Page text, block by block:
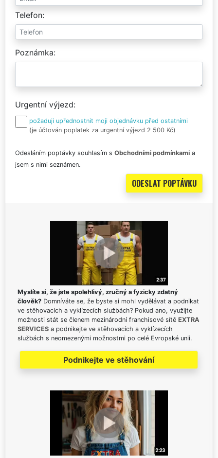
Telefon
Poznámka
Urgentní výjezd
požaduji upřednostnit moji objednávku před ostatními
(je účtován poplatek za urgentní výjezd 2 500 Kč)
Odesláním poptávky souhlasím s Obchodními podmínkami a
jsem s nimi seznámen.
Myslíte si, že jste spolehlivý, zručný a fyzicky zdatný
člověk? Domníváte se, že byste si mohl vydělávat a podnikat
ve stěhovacích a vyklízecích službách? Pokud ano, využijte
možnosti stát se členem mezinárodní franchisové sítě EXTRA
SERVICES a podnikejte ve stěhovacích a vyklízecích
službách s neomezenými možnostmi po celé Evropské unii.
Podnikejte ve stěhování